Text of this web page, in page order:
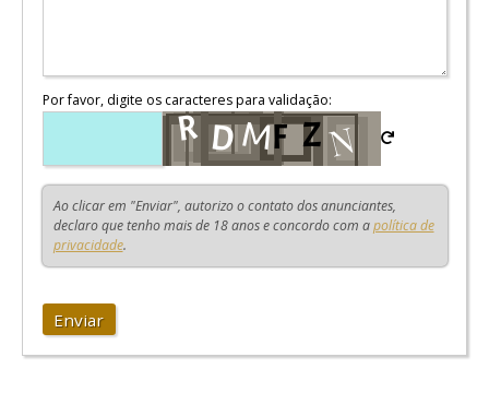
Por favor, digite os caracteres para validação:
Ao clicar em "Enviar", autorizo o contato dos anunciantes,
declaro que tenho mais de 18 anos e concordo com apolítica de
privacidade.
Enviar